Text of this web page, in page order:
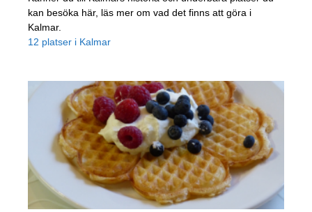
kan besöka här, läs mer om vad det finns att göra i
Kalmar.
12 platser i Kalmar